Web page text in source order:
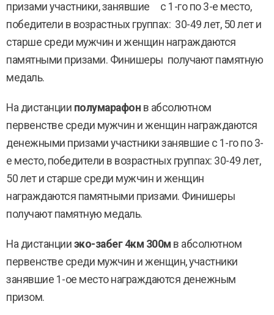
призами участники, занявшие с 1-го по 3-е место,
победители в возрастных группах: 30-49 лет, 50 лет и
старше среди мужчин и женщин награждаются
памятными призами. Финишеры получают памятную
медаль.
На дистанции полумарафон в абсолютном
первенстве среди мужчин и женщин награждаются
денежными призами участники занявшие с 1-го по 3-
е место, победители в возрастных группах: 30-49 лет,
50 лет и старше среди мужчин и женщин
награждаются памятными призами. Финишеры
получают памятную медаль.
На дистанции эко-забег 4км 300м в абсолютном
первенстве среди мужчин и женщин, участники
занявшие 1-ое место награждаются денежным
призом.